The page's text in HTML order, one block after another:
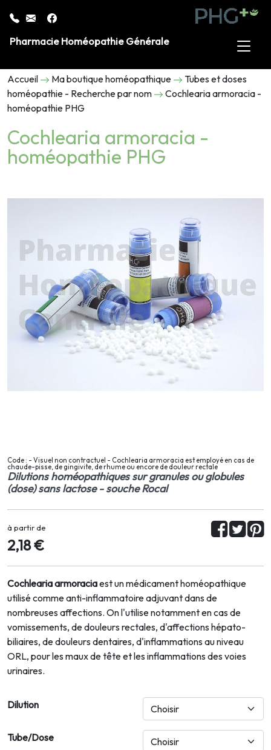
Pharmacie Homéopathie Générale
Accueil Ma boutique homéopathique
Tubes et doses
homéopathie - Recherche par nom
Cochlearia armoracia -
homéopathie PHG
Cochlearia armoracia -
homéopathie PHG
Code : - Visuel non contractuel - Cochlearia armoracia est employé en cas de
chaude-pisse, de gingivite, de rhume ou encore de douleur rectale
Dilutions homéopathiques sur granules ou globules
(dose) sans lactose - souche Rocal
à partir de
2,18 €
Cochlearia armoraciaest un médicament homéopathique
utilisé comme anti-inflammatoire adjuvant dans de
nombreuses affections. On l'utilise notamment en cas de
vomissements, de douleurs rectales, d'affections hépato-
biliaires, de douleurs dentaires, d'inflammations au niveau
ORL, pour les maux de tête et les inflammations des voies
urinaires.
Dilution
Tube/Dose